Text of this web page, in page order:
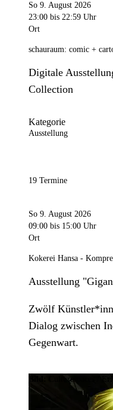
So 9. August 2026
23:00 bis 22:59 Uhr
Ort
schauraum: comic +
Digitale
Collection
Kategorie
Ausstellung
19 Termine
So 9. August 2026
09:00 bis 15:00 Uhr
Ort
Kokerei Hansa -
Ausstellung
Zwölf
Dialog zwischen
Gegenwart.
Culturespaces /